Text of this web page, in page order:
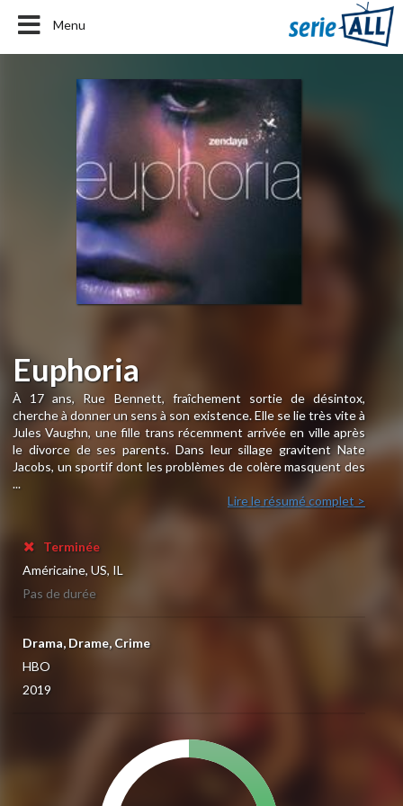
Menu
Euphoria
À 17 ans, Rue Bennett, fraîchement sortie de désintox,
cherche à donner un sens à son existence. Elle se lie très vite à
Jules Vaughn, une fille trans récemment arrivée en ville après
le divorce de ses parents. Dans leur sillage gravitent Nate
Jacobs, un sportif dont les problèmes de colère masquent des
...
Lire le résumé complet >
Terminée
Américaine, US, IL
Pas de durée
Drama, Drame, Crime
HBO
2019